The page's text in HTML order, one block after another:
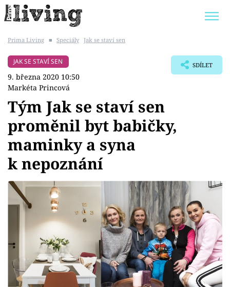
BYDLENÍ SLAVNÝCH
Témata
Bydlení
Zahrada
Design
Sledujte prima+
Přihlášení
Prima Living ■ Speciály Jak se staví sen
JAK SE STAVÍ SEN
9. března 2020 10:50
Markéta Princová
SDÍLET
Tým Jak se staví sen
proměnil byt babičky,
maminky a syna
k nepoznání